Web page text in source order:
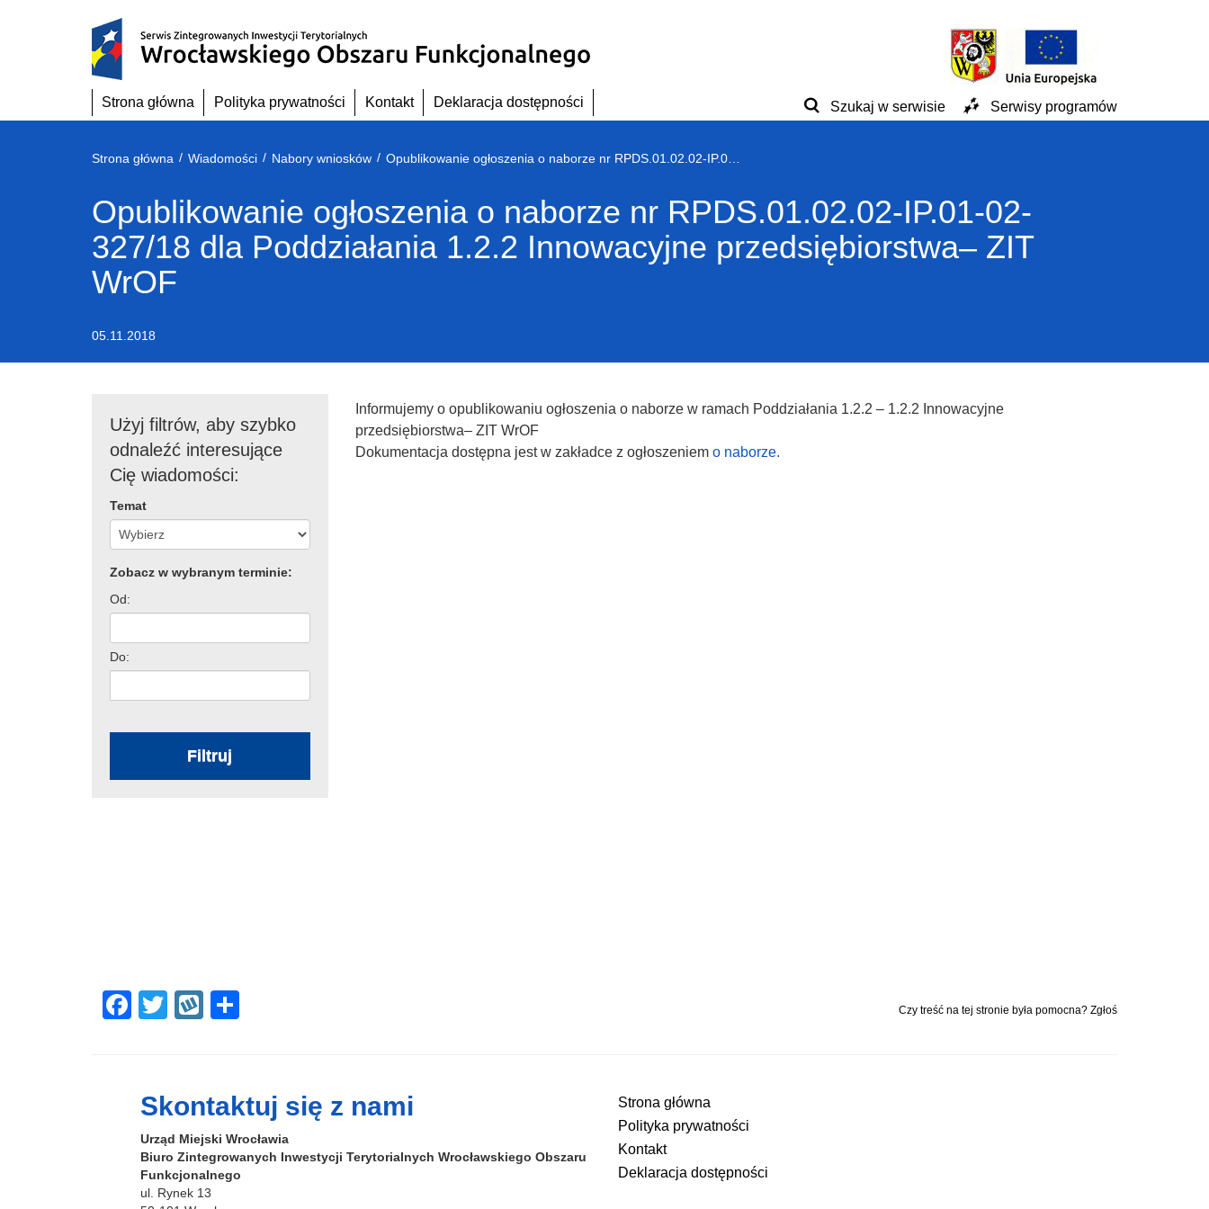
Strona główna Polityka prywatności Kontakt Deklaracja dostępności Szukaj w serwisie Serwisy programów
Strona główna / Wiadomości / Nabory wniosków /
Opublikowanie ogłoszenia o naborze nr RPDS.01.02.02-IP.01-02-
327/18 dla Poddziałania 1.2.2 Innowacyjne przedsiębiorstwa– ZIT
WrOF
05.11.2018
Użyj filtrów, aby szybko
odnaleźć interesujące
Cię wiadomości:
Temat
Zobacz w wybranym terminie:
Od:
Do:
Filtruj
Informujemy o opublikowaniu ogłoszenia o naborze w ramach Poddziałania 1.2.2 – 1.2.2 Innowacyjne
przedsiębiorstwa– ZIT WrOF
Dokumentacja dostępna jest w zakładce z ogłoszeniem o naborze.
F
e
b
o
o
T
W
p
e
Czy treść na tej stronie była pomocna? Zgłoś
Skontaktuj się z nami
Urząd Miejski Wrocławia
Biuro Zintegrowanych Inwestycji Terytorialnych Wrocławskiego Obszaru
Funkcjonalnego
ul. Rynek 13
Strona główna
Polityka prywatności
Kontakt
Deklaracja dostępności